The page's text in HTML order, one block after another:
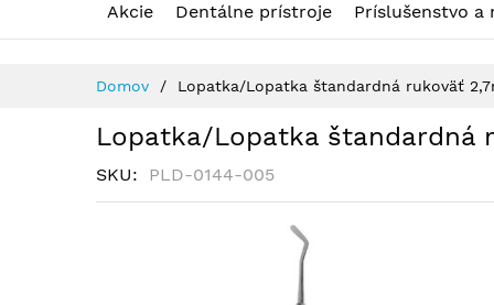
Akcie Dentálne prístroje Príslušenstvo a
Domov Lopatka/Lopatka štandardná rukoväť
Lopatka/Lopatka štandardná
SKU PLD-0144-005